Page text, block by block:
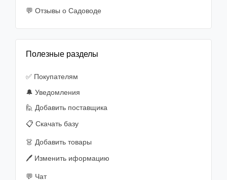
💬 Отзывы о Садоводе
Полезные разделы
✅ Покупателям
🔔 Уведомления
🙋‍️ Добавить поставщика
📋 Скачать базу
👗 Добавить товары
🖊️ Изменить иформацию
💬 Чат